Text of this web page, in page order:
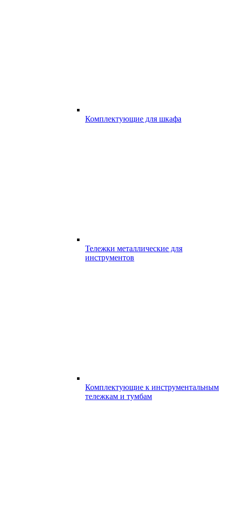
Комплектующие для шкафа
Тележки металлические для
инструментов
Комплектующие к инструментальным
тележкам и тумбам